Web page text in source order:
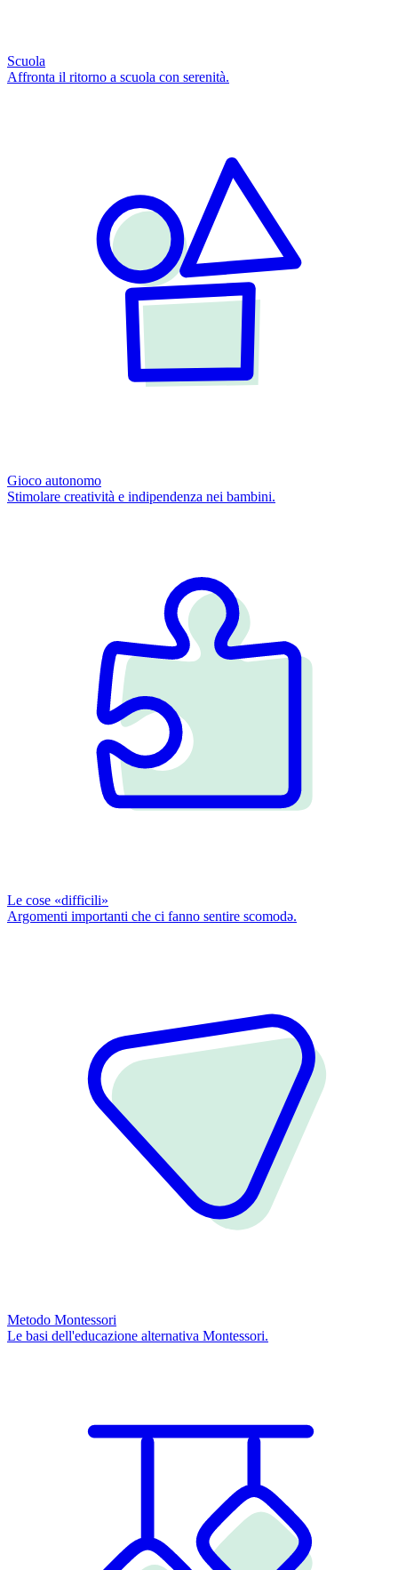
Scuola
Affronta il ritorno a scuola con serenità.
Gioco autonomo
Stimolare creatività e indipendenza nei bambini.
Le cose «difficili»
Argomenti importanti che ci fanno sentire scomodǝ.
Metodo Montessori
Le basi dell'educazione alternativa Montessori.